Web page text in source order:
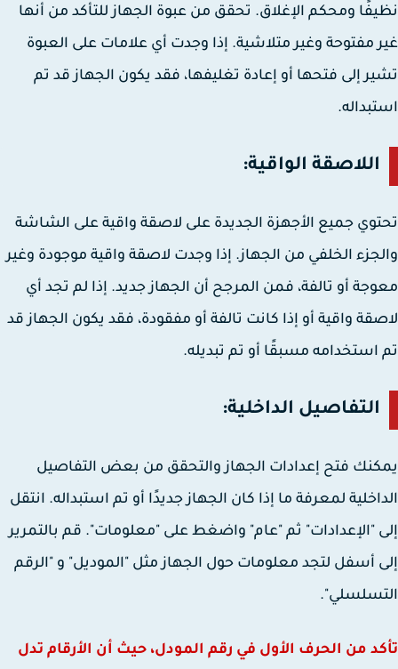
ومحكم الإغلاق. تحقق من عبوة الجهاز للتأكد من أنها
مفتوحة وغير متلاشية. إذا وجدت أي علامات على العبوة
إلى فتحها أو إعادة تغليفها، فقد يكون الجهاز قد تم
اللاصقة الواقية:
جميع الأجهزة الجديدة على لاصقة واقية على الشاشة
الخلفي من الجهاز. إذا وجدت لاصقة واقية موجودة وغير
أو تالفة، فمن المرجح أن الجهاز جديد. إذا لم تجد أي
واقية أو إذا كانت تالفة أو مفقودة، فقد يكون الجهاز قد
استخدامه مسبقًا أو تم تبديله.
التفاصيل الداخلية:
فتح إعدادات الجهاز والتحقق من بعض التفاصيل
لمعرفة ما إذا كان الجهاز جديدًا أو تم استبداله. انتقل
"الإعدادات" ثم "عام" واضغط على "معلومات". قم بالتمرير
أسفل لتجد معلومات حول الجهاز مثل "الموديل" و "الرقم
من الحرف الأول في رقم المودل، حيث أن الأرقام تدل